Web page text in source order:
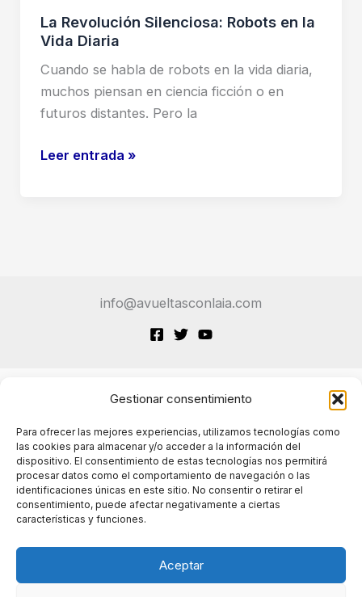
Gestionar consentimiento
Para ofrecer las mejores experiencias, utilizamos tecnologías como
las cookies para almacenar y/o acceder a la información del
dispositivo. El consentimiento de estas tecnologías nos permitirá
procesar datos como el comportamiento de navegación o las
identificaciones únicas en este sitio. No consentir o retirar el
consentimiento, puede afectar negativamente a ciertas
características y funciones.
Aceptar
La Revolución Silenciosa: Robots en la
Vida Diaria
Cuando se habla de robots en la vida diaria,
muchos piensan en ciencia ficción o en
futuros distantes. Pero la
La
Leer entrada »
info@avueltasconlaia.com
Políticas de cookies
Políticas de privacidad